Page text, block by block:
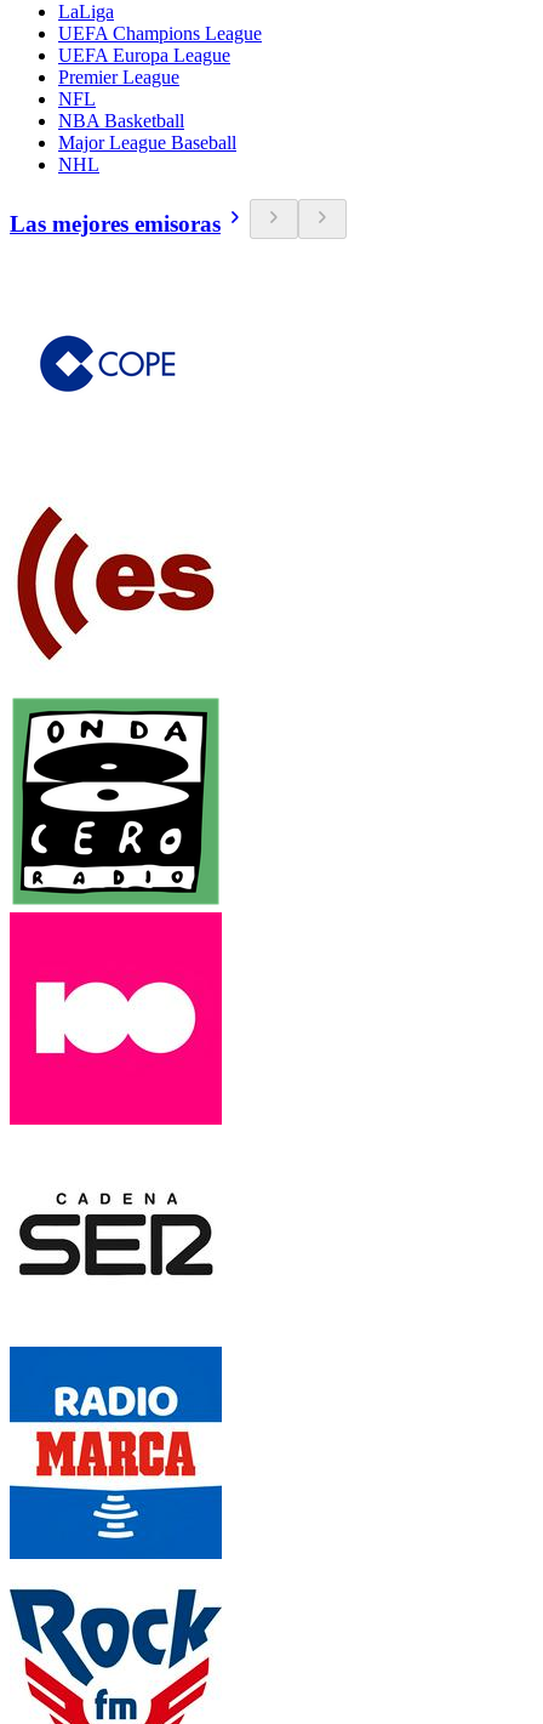
LaLiga
UEFA Champions League
UEFA Europa League
Premier League
NFL
NBA Basketball
Major League Baseball
NHL
Las mejores emisoras